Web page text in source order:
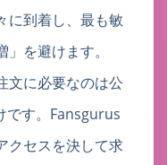
に到着し、最も敏
を避けます。
文に必要なのは公
です。Fansgurus
クセスを決して求